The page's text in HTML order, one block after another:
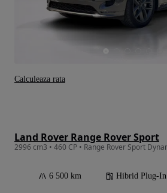
Land Rover Range Rover Sport
6 500 km Hibrid Plug-In
Calculeaza rata